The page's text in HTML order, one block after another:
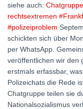
siehe auch:
rechtsextremen
#polizeiproblem
schickten sich über
per WhatsApp.
veröffentlichen wir den
erstmals erfassbar,
Polizeichats die Rede
Chatgruppe teilen sie
Nationalsozialismus